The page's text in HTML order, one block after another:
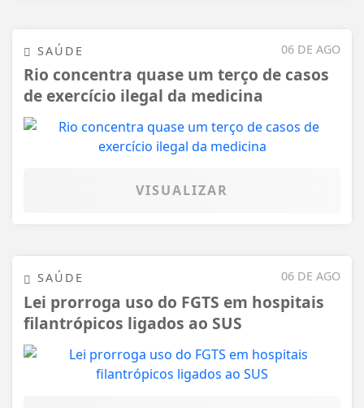
06 DE AGO
SAÚDE
Rio concentra quase um terço de casos
de exercício ilegal da medicina
VISUALIZAR
06 DE AGO
SAÚDE
Lei prorroga uso do FGTS em hospitais
filantrópicos ligados ao SUS